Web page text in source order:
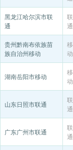
黑龙江哈尔滨市联
通
联
通
贵州黔南布依族苗
族自治州移动
移
动
湖南岳阳市移动
移
动
山东日照市联通
联
通
广东广州市联通
联
通